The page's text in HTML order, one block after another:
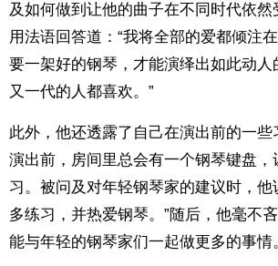
及如何做到让他的曲子在不同时代依
用法语回答道：“我将全部的爱都倾注
要一架好的钢琴，才能演绎出如此动人
又一代的人都喜欢。”
此外，他还透露了自己在演出前的一些
演出前，房间里总会有一个钢琴键盘，
习。被问及对年轻钢琴家的建议时，他
多练习，并热爱钢琴。”随后，他毫不
能与年轻的钢琴家们一起做更多的事情